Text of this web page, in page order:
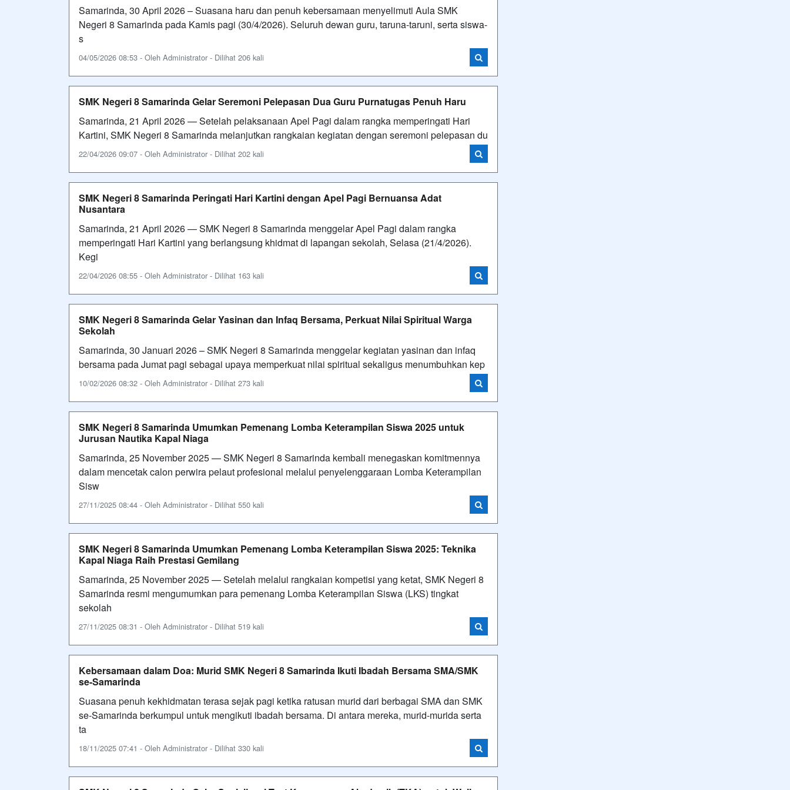
Samarinda, 30 April 2026 – Suasana haru dan penuh kebersamaan menyelimuti Aula SMK
Negeri 8 Samarinda pada Kamis pagi (30/4/2026). Seluruh dewan guru, taruna-taruni, serta siswa-
s
04/05/2026 08:53 - Oleh Administrator - Dilihat 206 kali
SMK Negeri 8 Samarinda Gelar Seremoni Pelepasan Dua Guru Purnatugas Penuh Haru
Samarinda, 21 April 2026 — Setelah pelaksanaan Apel Pagi dalam rangka memperingati Hari
Kartini, SMK Negeri 8 Samarinda melanjutkan rangkaian kegiatan dengan seremoni pelepasan du
22/04/2026 09:07 - Oleh Administrator - Dilihat 202 kali
SMK Negeri 8 Samarinda Peringati Hari Kartini dengan Apel Pagi Bernuansa Adat
Nusantara
Samarinda, 21 April 2026 — SMK Negeri 8 Samarinda menggelar Apel Pagi dalam rangka
memperingati Hari Kartini yang berlangsung khidmat di lapangan sekolah, Selasa (21/4/2026).
Kegi
22/04/2026 08:55 - Oleh Administrator - Dilihat 163 kali
SMK Negeri 8 Samarinda Gelar Yasinan dan Infaq Bersama, Perkuat Nilai Spiritual Warga
Sekolah
Samarinda, 30 Januari 2026 – SMK Negeri 8 Samarinda menggelar kegiatan yasinan dan infaq
bersama pada Jumat pagi sebagai upaya memperkuat nilai spiritual sekaligus menumbuhkan kep
10/02/2026 08:32 - Oleh Administrator - Dilihat 273 kali
SMK Negeri 8 Samarinda Umumkan Pemenang Lomba Keterampilan Siswa 2025 untuk
Jurusan Nautika Kapal Niaga
Samarinda, 25 November 2025 — SMK Negeri 8 Samarinda kembali menegaskan komitmennya
dalam mencetak calon perwira pelaut profesional melalui penyelenggaraan Lomba Keterampilan
Sisw
27/11/2025 08:44 - Oleh Administrator - Dilihat 550 kali
SMK Negeri 8 Samarinda Umumkan Pemenang Lomba Keterampilan Siswa 2025: Teknika
Kapal Niaga Raih Prestasi Gemilang
Samarinda, 25 November 2025 — Setelah melalui rangkaian kompetisi yang ketat, SMK Negeri 8
Samarinda resmi mengumumkan para pemenang Lomba Keterampilan Siswa (LKS) tingkat
sekolah
27/11/2025 08:31 - Oleh Administrator - Dilihat 519 kali
Kebersamaan dalam Doa: Murid SMK Negeri 8 Samarinda Ikuti Ibadah Bersama SMA/SMK
se-Samarinda
Suasana penuh kekhidmatan terasa sejak pagi ketika ratusan murid dari berbagai SMA dan SMK
se-Samarinda berkumpul untuk mengikuti ibadah bersama. Di antara mereka, murid-murida serta
ta
18/11/2025 07:41 - Oleh Administrator - Dilihat 330 kali